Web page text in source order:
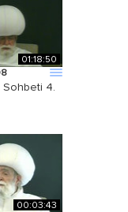
01:18:50
Sohbeti 4.
00:03:43